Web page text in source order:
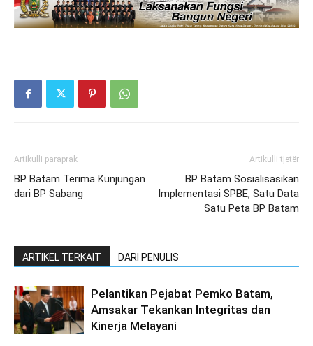
Artikulli paraprak
BP Batam Terima Kunjungan
dari BP Sabang
Artikulli tjetër
BP Batam Sosialisasikan
Implementasi SPBE, Satu Data
Satu Peta BP Batam
ARTIKEL TERKAIT DARI PENULIS
Pelantikan Pejabat Pemko Batam,
Amsakar Tekankan Integritas dan
Kinerja Melayani